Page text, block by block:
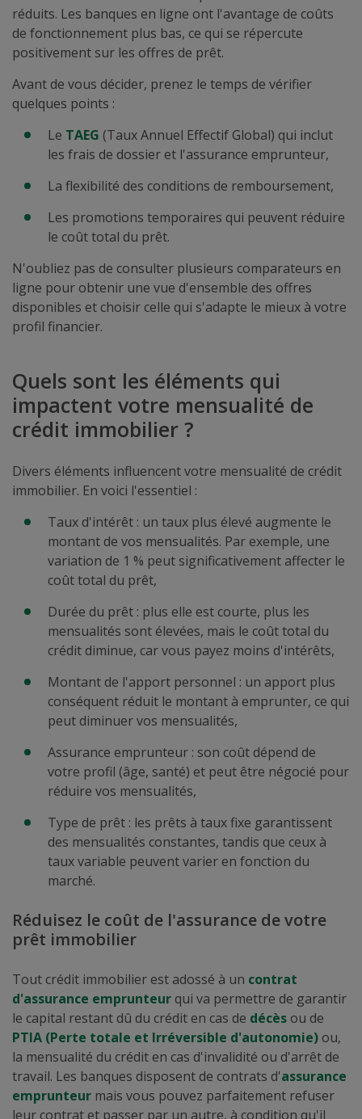
réduits. Les banques en ligne ont l'avantage de coûts
de fonctionnement plus bas, ce qui se répercute
positivement sur les offres de prêt.
Avant de vous décider, prenez le temps de vérifier
quelques points :
Le TAEG (Taux Annuel Effectif Global) qui inclut
les frais de dossier et l'assurance emprunteur,
La flexibilité des conditions de remboursement,
Les promotions temporaires qui peuvent réduire
le coût total du prêt.
N'oubliez pas de consulter plusieurs comparateurs en
ligne pour obtenir une vue d'ensemble des offres
disponibles et choisir celle qui s'adapte le mieux à votre
profil financier.
Quels sont les éléments qui
impactent votre mensualité de
crédit immobilier ?
Divers éléments influencent votre mensualité de crédit
immobilier. En voici l'essentiel :
Taux d'intérêt : un taux plus élevé augmente le
montant de vos mensualités. Par exemple, une
variation de 1 % peut significativement affecter le
coût total du prêt,
Durée du prêt : plus elle est courte, plus les
mensualités sont élevées, mais le coût total du
crédit diminue, car vous payez moins d'intérêts,
Montant de l'apport personnel : un apport plus
conséquent réduit le montant à emprunter, ce qui
peut diminuer vos mensualités,
Assurance emprunteur : son coût dépend de
votre profil (âge, santé) et peut être négocié pour
réduire vos mensualités,
Type de prêt : les prêts à taux fixe garantissent
des mensualités constantes, tandis que ceux à
taux variable peuvent varier en fonction du
marché.
Réduisez le coût de l'assurance de votre
prêt immobilier
Tout crédit immobilier est adossé à un contrat
d'assurance emprunteur qui va permettre de garantir
le capital restant dû du crédit en cas de décès ou de
PTIA (Perte totale et Irréversible d'autonomie) ou,
la mensualité du crédit en cas d'invalidité ou d'arrêt de
travail. Les banques disposent de contrats d'assurance
emprunteur mais vous pouvez parfaitement refuser
leur contrat et passer par un autre, à condition qu'il